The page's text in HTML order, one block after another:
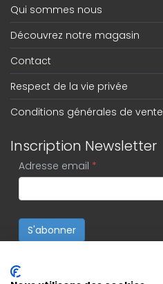
Qui sommes nous
Découvrez notre magasin
Contact
Respect de la vie privée
Conditions générales de vente
Inscription Newsletter
Adresse email *
S'abonner